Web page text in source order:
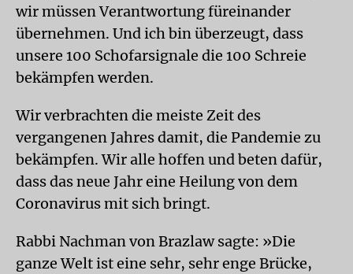
wir müssen Verantwortung füreinander
übernehmen. Und ich bin überzeugt, dass
unsere 100 Schofarsignale die 100 Schreie
bekämpfen werden.
Wir verbrachten die meiste Zeit des
vergangenen Jahres damit, die Pandemie zu
bekämpfen. Wir alle hoffen und beten dafür,
dass das neue Jahr eine Heilung von dem
Coronavirus mit sich bringt.
Rabbi Nachman von Brazlaw sagte: »Die
ganze Welt ist eine sehr, sehr enge Brücke,